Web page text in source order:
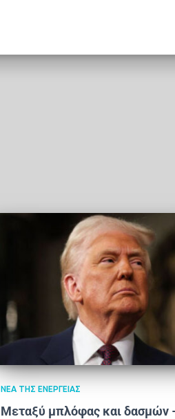
ΝΈΑ ΤΗΣ ΕΝΈΡΓΕΙΑΣ
Μεταξύ μπλόφας και δασμών